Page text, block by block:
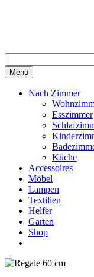
Menü
Nach Zimmer
Esszimmer
Küche
Accessoires
Möbel
Lampen
Textilien
Helfer
Garten
Shop